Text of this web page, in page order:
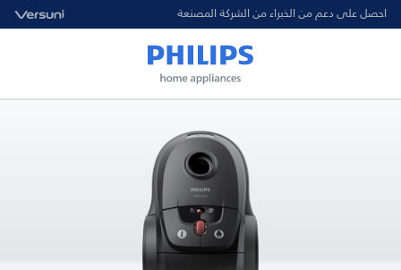
احصل على دعم من الخبراء من الشركة المصنعة